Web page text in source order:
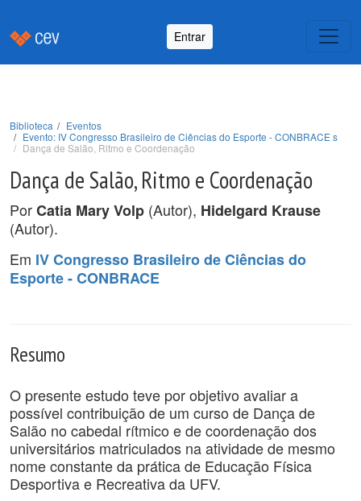
Entrar
Biblioteca
Eventos
Evento: IV Congresso Brasileiro de Ciências do Esporte - CONBRACE s
Dança de Salão, Ritmo e Coordenação
Dança de Salão, Ritmo e Coordenação
PorCatia Mary Volp (Autor), Hidelgard Krause
(Autor).
Em IV Congresso Brasileiro de Ciências do
Esporte - CONBRACE
Resumo
O presente estudo teve por objetivo avaliar a
possível contribuição de um curso de Dança de
Salão no cabedal rítmico e de coordenação dos
universitários matriculados na atividade de mesmo
nome constante da prática de Educação Física
Desportiva e Recreativa da UFV.